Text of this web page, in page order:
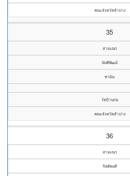
คณะจังหวัดลำปาง
35
สามเณร
นันทิพัฒน์
ทามัน
วัดบ้านก่อ
คณะจังหวัดลำปาง
36
สามเณร
กิตติพงศ์